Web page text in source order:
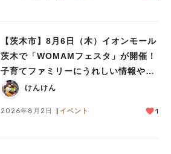
【茨木市】8月6日（木）イオンモール
茨木で「WOMAMフェスタ」が開催！
子育てファミリーにうれしい情報やプ
レゼントがいっぱい♪
けんけん
2026年8月2日 イベント 1